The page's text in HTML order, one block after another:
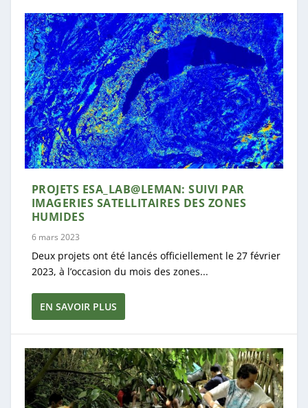
PROJETS ESA_LAB@LEMAN: SUIVI PAR
IMAGERIES SATELLITAIRES DES ZONES
HUMIDES
6 mars 2023
Deux projets ont été lancés officiellement le 27 février
2023, à l’occasion du mois des zones...
EN SAVOIR PLUS